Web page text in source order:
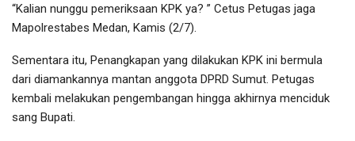
“Kalian nunggu pemeriksaan KPK ya? ” Cetus Petugas jaga
Mapolrestabes Medan, Kamis (2/7).
Sementara itu, Penangkapan yang dilakukan KPK ini bermula
dari diamankannya mantan anggota DPRD Sumut. Petugas
kembali melakukan pengembangan hingga akhirnya menciduk
sang Bupati.